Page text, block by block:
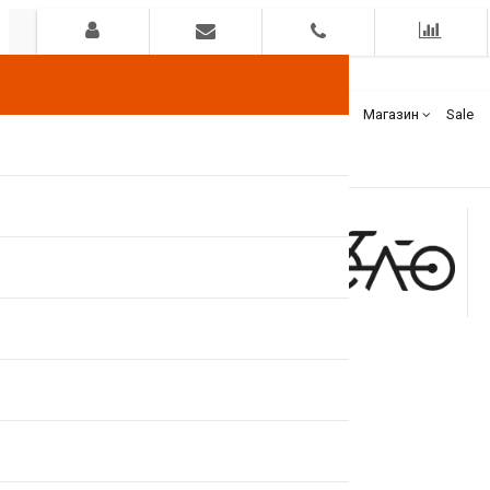
Гарантия Оплата Доставка Бренды Магазин Sale